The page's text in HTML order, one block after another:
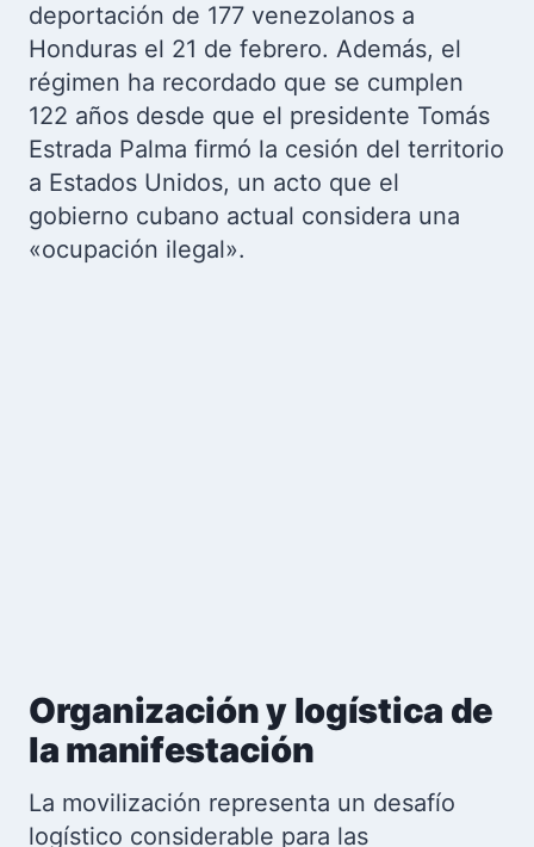
deportación de 177 venezolanos a
Honduras el 21 de febrero. Además, el
régimen ha recordado que se cumplen
122 años desde que el presidente Tomás
Estrada Palma firmó la cesión del territorio
a Estados Unidos, un acto que el
gobierno cubano actual considera una
«ocupación ilegal».
Organización y logística de
la manifestación
La movilización representa un desafío
logístico considerable para las